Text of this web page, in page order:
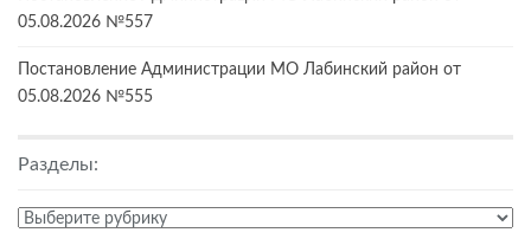
05.08.2026 №557
Постановление Администрации МО Лабинский район от
05.08.2026 №555
Разделы:
Разделы: